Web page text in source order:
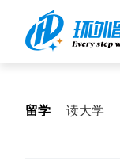
留学 读大学